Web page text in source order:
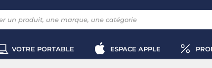
VOTRE PORTABLE ESPACE APPLE